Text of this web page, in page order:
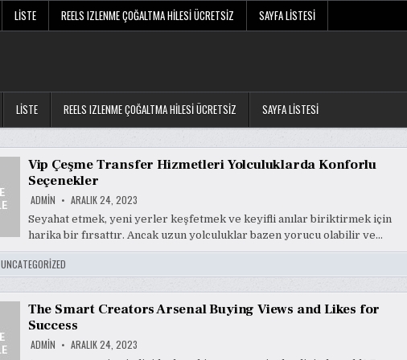
LISTE REELS IZLENME ÇOĞALTMA HILESI ÜCRETSIZ SAYFA LISTESI
LISTE REELS IZLENME ÇOĞALTMA HILESI ÜCRETSIZ SAYFA LISTESI
Vip Çeşme Transfer Hizmetleri Yolculuklarda Konforlu
Seçenekler
ADMIN ARALIK 24, 2023
Seyahat etmek, yeni yerler keşfetmek ve keyifli anılar biriktirmek için
harika bir fırsattır. Ancak uzun yolculuklar bazen yorucu olabilir ve…
UNCATEGORIZED
The Smart Creators Arsenal Buying Views and Likes for
Success
ADMIN ARALIK 24, 2023